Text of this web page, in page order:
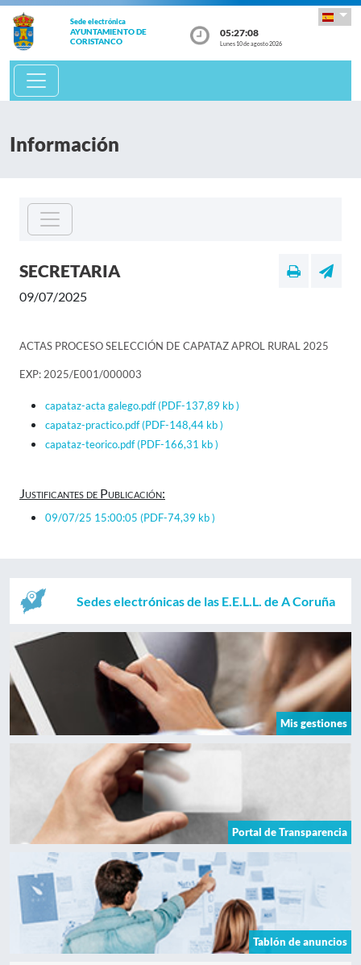
Sede electrónica
AYUNTAMIENTO DE
CORISTANCO
05:27:08
Lunes 10 de agosto 2026
Información
SECRETARIA
09/07/2025
ACTAS PROCESO SELECCIÓN DE CAPATAZ APROL RURAL 2025
EXP: 2025/E001/000003
capataz-acta galego.pdf(PDF-137,89 kb )
capataz-practico.pdf(PDF-148,44 kb )
capataz-teorico.pdf(PDF-166,31 kb )
Justificantes de Publicación:
09/07/25 15:00:05 (PDF-74,39 kb )
Sedes electrónicas de las E.E.L.L. de A Coruña
Mis gestiones
Portal de Transparencia
Tablón de anuncios